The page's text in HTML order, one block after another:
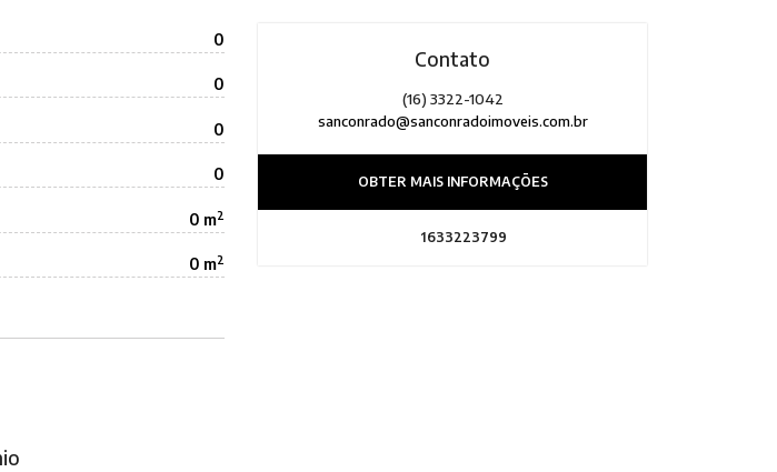
0
0
0
0
0 m2
0 m2
Contato
(16) 3322-1042
sanconrado@sanconradoimoveis.com.br
OBTER MAIS INFORMAÇÕES
1633223799